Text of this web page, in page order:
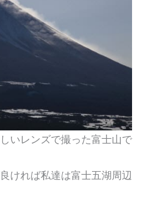
いレンズで撮った富士山で
ければ私達は富士五湖周辺